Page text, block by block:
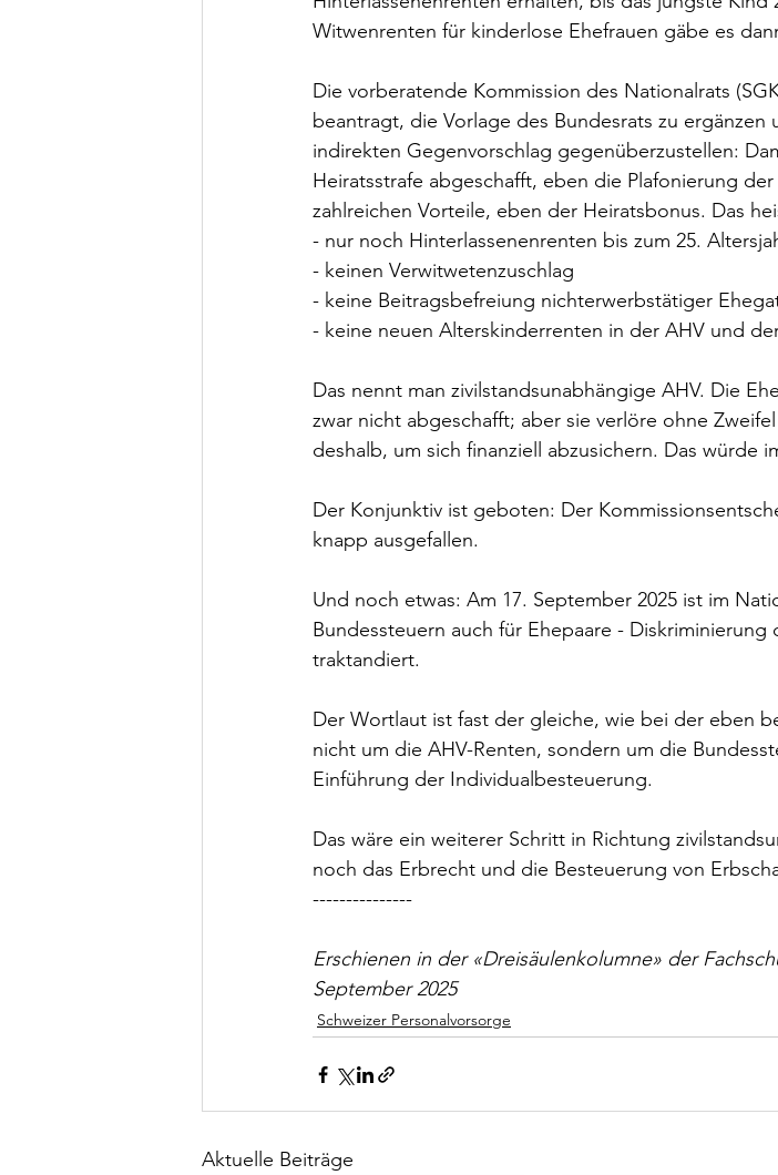
Witwenrenten für kinderlose Ehefrauen gäbe es
Die vorberatende Kommission des Nationalrats
beantragt, die Vorlage des Bundesrats zu
indirekten Gegenvorschlag gegenüberzustellen:
Heiratsstrafe abgeschafft, eben die Plafonierung
zahlreichen Vorteile, eben der Heiratsbonus. Das
- nur noch Hinterlassenenrenten bis zum 25.
- keinen Verwitwetenzuschlag
- keine Beitragsbefreiung nichterwerbstätiger
- keine neuen Alterskinderrenten in der AHV und
Das nennt man zivilstandsunabhängige AHV. Die
zwar nicht abgeschafft; aber sie verlöre ohne
deshalb, um sich finanziell abzusichern. Das würde
Der Konjunktiv ist geboten: Der
knapp ausgefallen.
Und noch etwas: Am 17. September 2025 ist im
Bundessteuern auch für Ehepaare - Diskriminierung
traktandiert.
Der Wortlaut ist fast der gleiche, wie bei der eben
nicht um die AHV-Renten, sondern um die
Einführung der Individualbesteuerung.
Das wäre ein weiterer Schritt in Richtung
noch das Erbrecht und die Besteuerung von
---------------
Erschienen in der «Dreisäulenkolumne» der
September 2025
Schweizer Personalvorsorge
Aktuelle Beiträge